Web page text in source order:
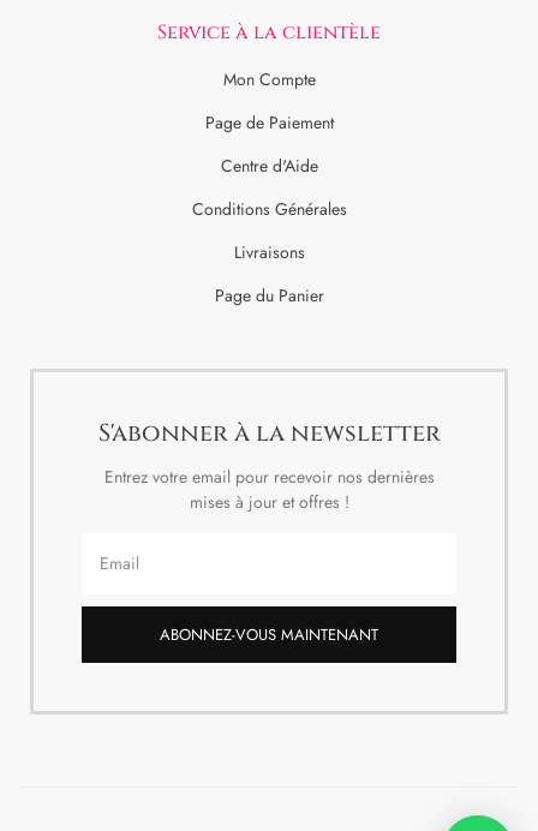
Service à la clientèle
Mon Compte
Page de Paiement
Centre d'Aide
Conditions Générales
Livraisons
Page du Panier
S'abonner à la newsletter
Entrez votre email pour recevoir nos dernières
mises à jour et offres !
ABONNEZ-VOUS MAINTENANT